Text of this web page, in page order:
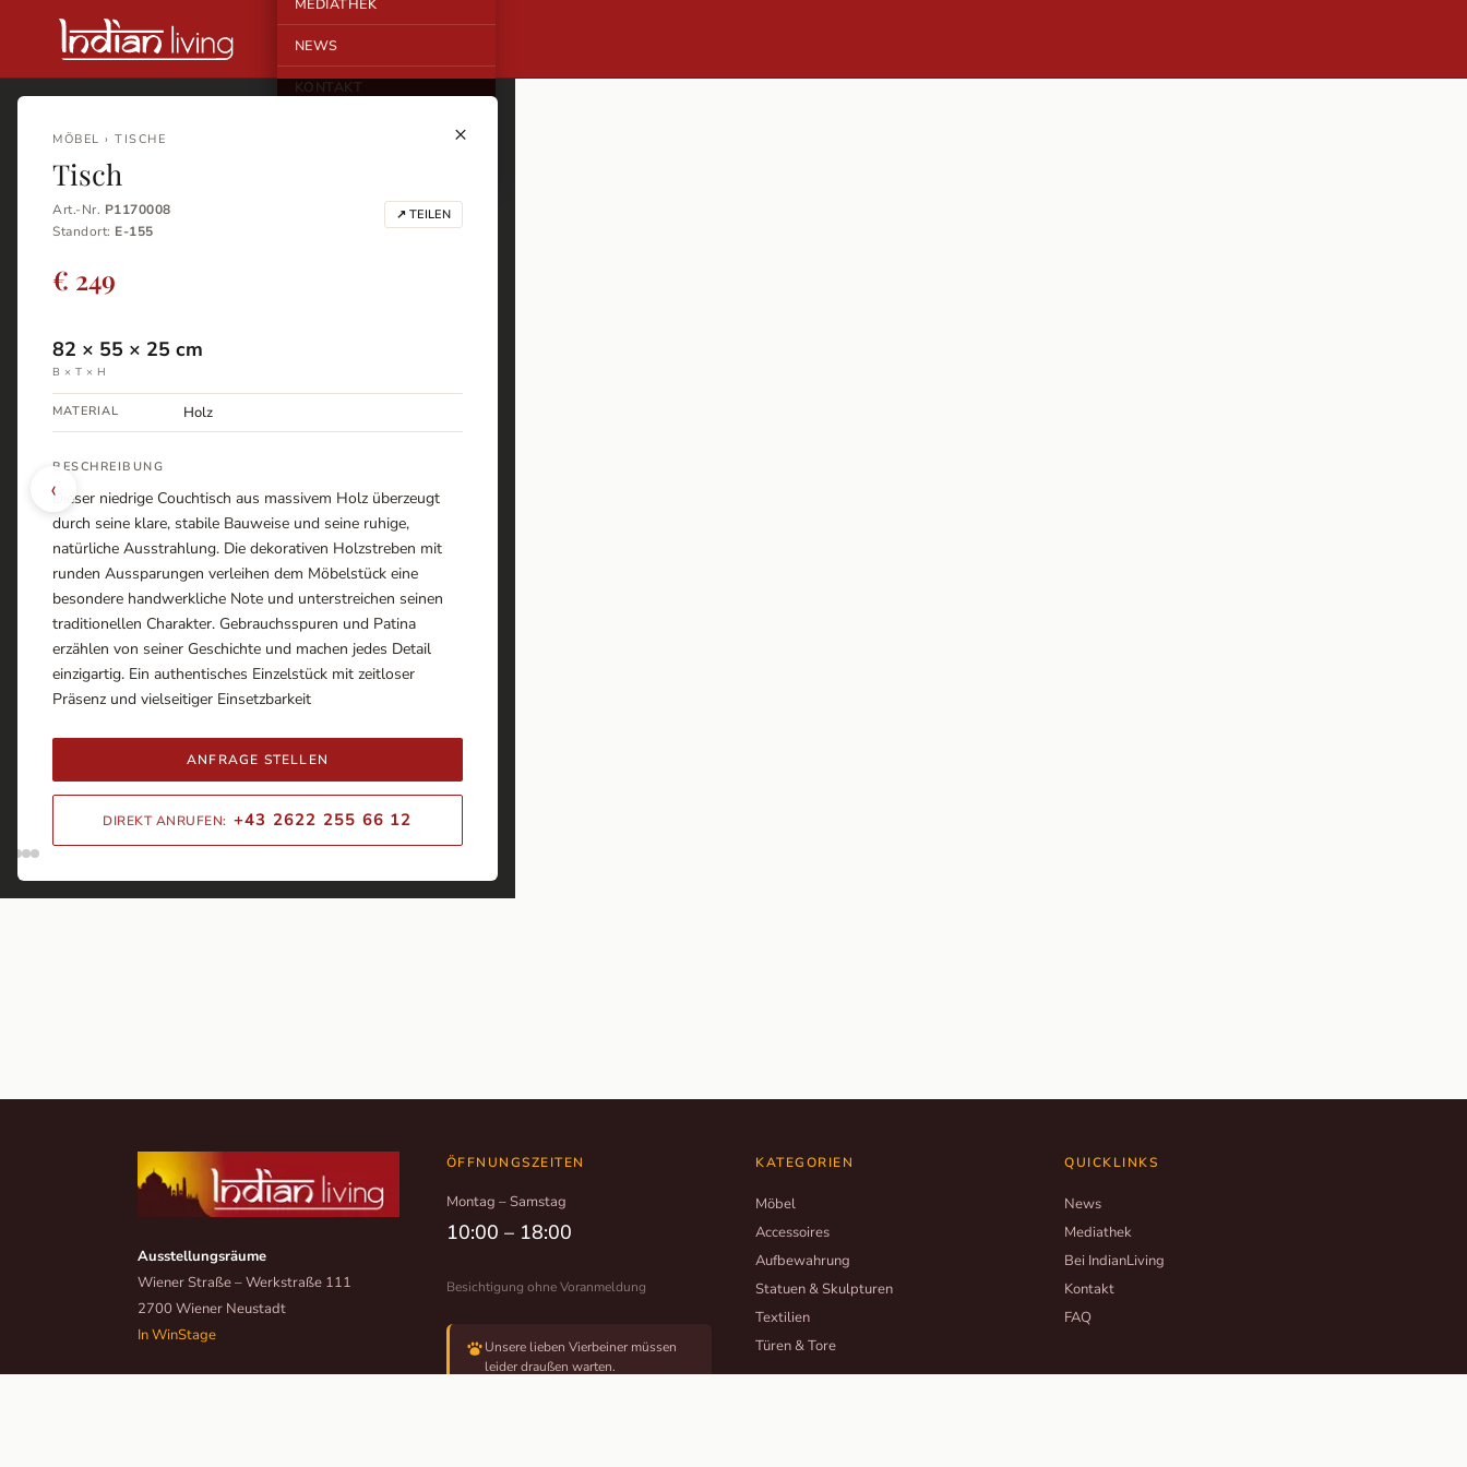
MEDIATHEK
NEWS
KONTAKT
×
‹
MÖBEL › TISCHE
Tisch
Art.-Nr. P1170008
Standort: E-155
↗ TEILEN
€ 249
82 × 55 × 25 cm
B × T × H
MATERIAL Holz
BESCHREIBUNG
Dieser niedrige Couchtisch aus massivem Holz überzeugt
durch seine klare, stabile Bauweise und seine ruhige,
natürliche Ausstrahlung. Die dekorativen Holzstreben mit
runden Aussparungen verleihen dem Möbelstück eine
besondere handwerkliche Note und unterstreichen seinen
traditionellen Charakter. Gebrauchsspuren und Patina
erzählen von seiner Geschichte und machen jedes Detail
einzigartig. Ein authentisches Einzelstück mit zeitloser
Präsenz und vielseitiger Einsetzbarkeit
ANFRAGE STELLEN
DIREKT ANRUFEN: +43 2622 255 66 12
Ausstellungsräume
Wiener Straße – Werkstraße 111
2700 Wiener Neustadt
In WinStage
ÖFFNUNGSZEITEN
Montag – Samstag
10:00 – 18:00
Besichtigung ohne Voranmeldung
Unsere lieben Vierbeiner müssen
leider draußen warten.
KATEGORIEN
Möbel
Accessoires
Aufbewahrung
Statuen & Skulpturen
Textilien
Türen & Tore
QUICKLINKS
News
Mediathek
Bei IndianLiving
Kontakt
FAQ